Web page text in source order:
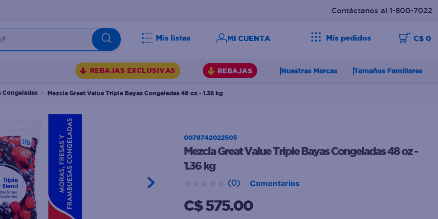
Contáctanos al 1-800-7022
Mis listas Mis pedidos C$ 0
REBAJAS EXCLUSIVAS REBAJAS Nuestras Marcas Tamaños Familiares
Congeladas Mezcla Great Value Triple Bayas Congeladas 48 oz - 1.36 kg
0078742022505
Mezcla Great Value Triple Bayas Congeladas 48 oz -
1.36 kg
☆ ☆ ☆ ☆ ☆ (0) Comentarios
C$ 575.00
48 oz - 1.36 kg